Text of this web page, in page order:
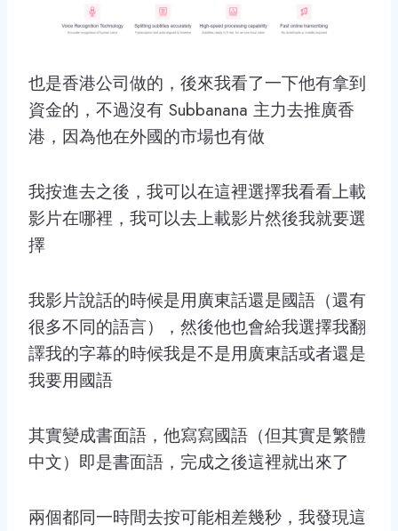
也是香港公司做的，後來我看了一下他有拿到
資金的，不過沒有 Subbanana 主力去推廣香
港，因為他在外國的市場也有做
我按進去之後，我可以在這裡選擇我看看上載
影片在哪裡，我可以去上載影片然後我就要選
擇
我影片說話的時候是用廣東話還是國語（還有
很多不同的語言），然後他也會給我選擇我翻
譯我的字幕的時候我是不是用廣東話或者還是
我要用國語
其實變成書面語，他寫寫國語（但其實是繁體
中文）即是書面語，完成之後這裡就出來了
兩個都同一時間去按可能相差幾秒，我發現這